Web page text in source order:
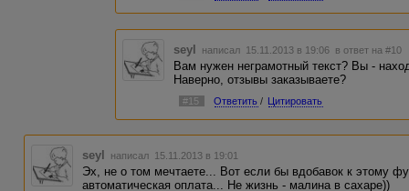
seyl написал 15.11.2013 в 19:06 в ответ на #10
Вам нужен неграмотный текст? Вы -
Наверно, отзывы заказываете?
#15 Ответить / Цитировать
seyl написал 15.11.2013 в 19:01
Эх, не о том мечтаете... Вот если бы вдобавок к этому
автоматическая оплата... Не жизнь - малина в сахаре))